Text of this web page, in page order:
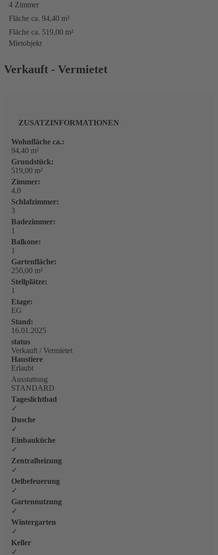
4 Zimmer
Fläche ca. 94,40 m²
Fläche ca. 519,00 m²
Mietobjekt
Verkauft - Vermietet
ZUSATZINFORMATIONEN
Wohnfläche ca.:
94,40 m²
Grundstück:
519,00 m²
Zimmer:
4,0
Schlafzimmer:
3
Badezimmer:
1
Balkone:
1
Gartenfläche:
250,00 m²
Stellplätze:
1
Etage:
EG
Stand:
16.01.2025
status
Verkauft / Vermietet
Haustiere
Erlaubt
Ausstattung
STANDARD
Tageslichtbad
✓
Dusche
✓
Einbauküche
✓
Zentralheizung
✓
Oelbefeuerung
✓
Gartennutzung
✓
Wintergarten
✓
Keller
✓